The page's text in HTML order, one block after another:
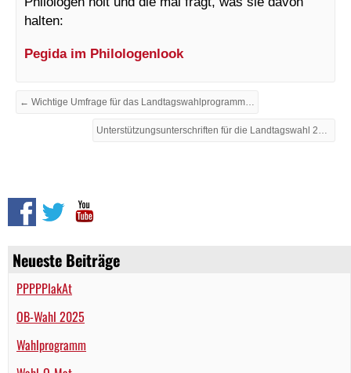
Neueste Beiträge
PPPPPlakAt
OB-Wahl 2025
Wahlprogramm
halten:
Pegida im Philologenlook